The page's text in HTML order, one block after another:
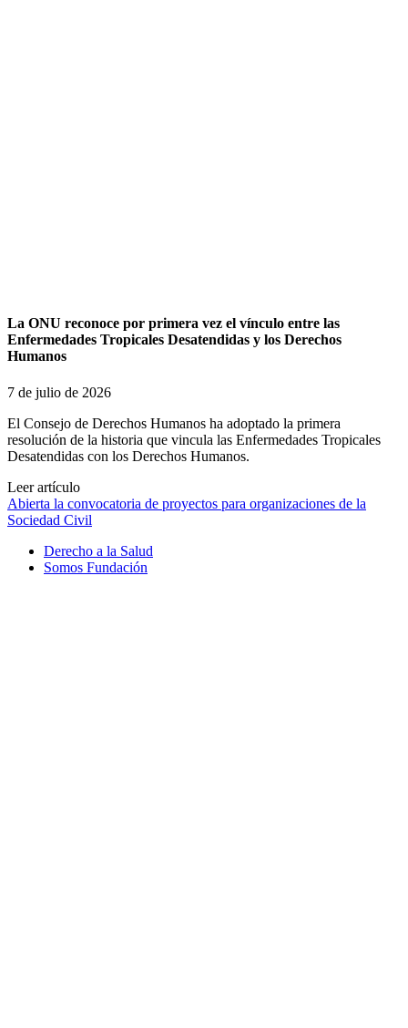
La ONU reconoce por primera vez el vínculo entre las
Enfermedades Tropicales Desatendidas y los Derechos
Humanos
7 de julio de 2026
El Consejo de Derechos Humanos ha adoptado la primera
resolución de la historia que vincula las Enfermedades Tropicales
Desatendidas con los Derechos Humanos.
Leer artículo
Abierta la convocatoria de proyectos para organizaciones de la
Sociedad Civil
Derecho a la Salud
Somos Fundación